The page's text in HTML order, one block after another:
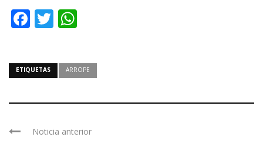
Facebook
Twitter
ETIQUETAS ARROPE
Noticia anterior